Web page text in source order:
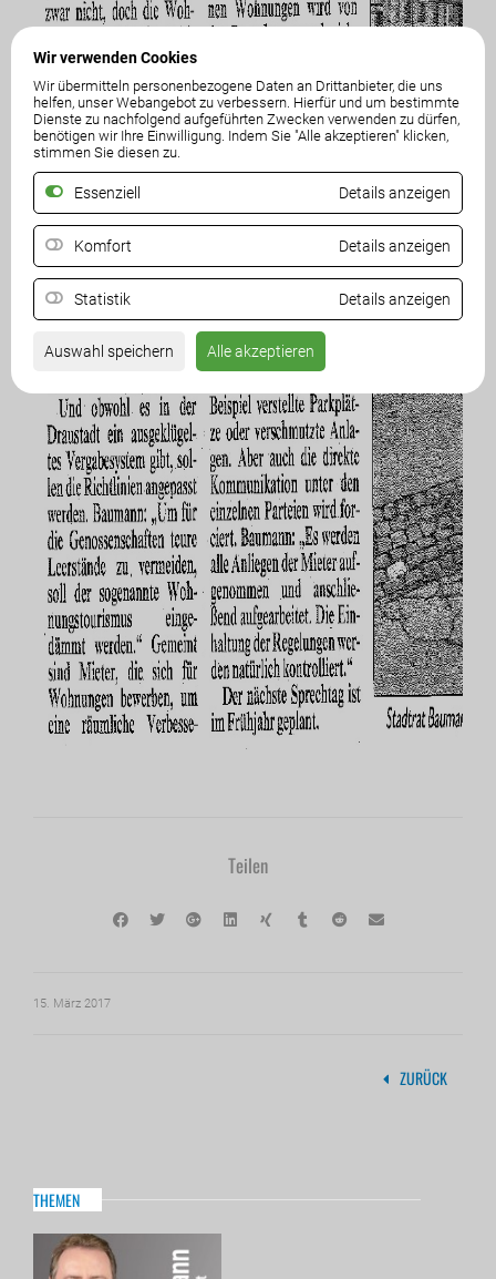
Wir verwenden Cookies
Wir übermitteln personenbezogene Daten an Drittanbieter, die uns
helfen, unser Webangebot zu verbessern. Hierfür und um bestimmte
Dienste zu nachfolgend aufgeführten Zwecken verwenden zu dürfen,
benötigen wir Ihre Einwilligung. Indem Sie "Alle akzeptieren" klicken,
stimmen Sie diesen zu.
Essenziell Details anzeigen
Komfort Details anzeigen
Statistik Details anzeigen
Auswahl speichern Alle akzeptieren
Teilen
15. März 2017
ZURÜCK
THEMEN